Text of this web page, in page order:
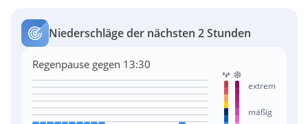
Niederschläge der nächsten 2 Stunden
Regenpause gegen 13:30
extrem
mäßig